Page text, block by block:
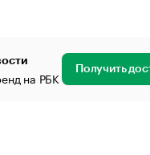
на РБК Получить